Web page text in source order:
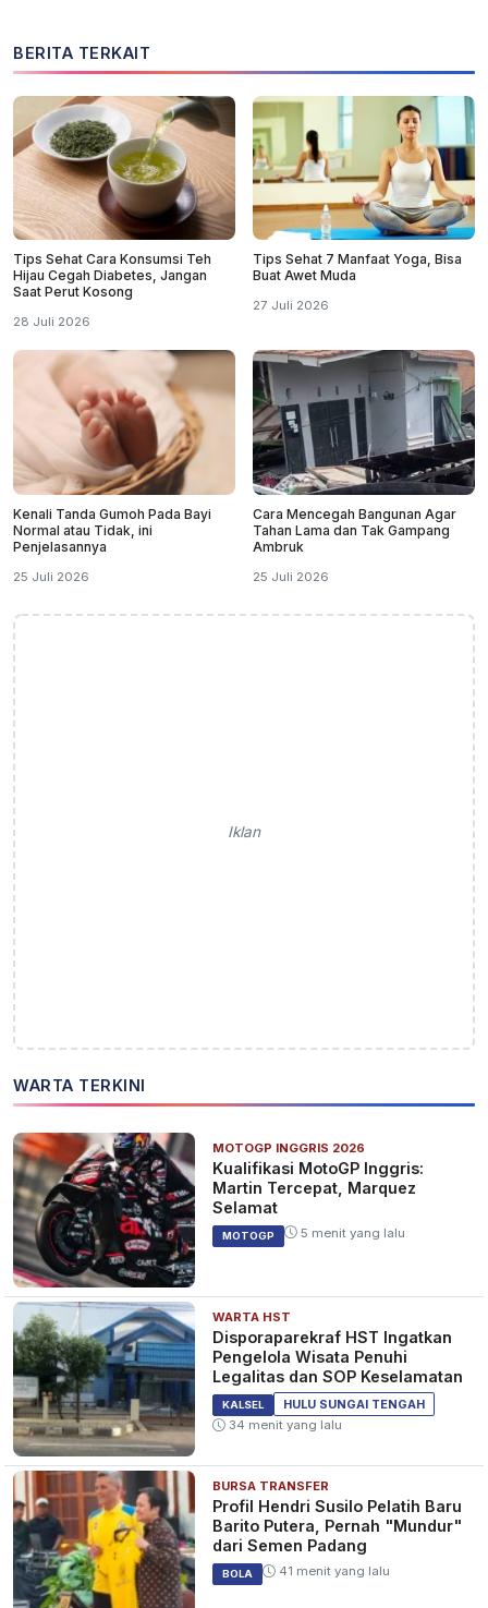
BERITA TERKAIT
Tips Sehat Cara Konsumsi Teh
Hijau Cegah Diabetes, Jangan
Saat Perut Kosong
28 Juli 2026
Tips Sehat 7 Manfaat Yoga, Bisa
Buat Awet Muda
27 Juli 2026
Kenali Tanda Gumoh Pada Bayi
Normal atau Tidak, ini
Penjelasannya
25 Juli 2026
Cara Mencegah Bangunan Agar
Tahan Lama dan Tak Gampang
Ambruk
25 Juli 2026
Iklan
WARTA TERKINI
MOTOGP INGGRIS 2026
Kualifikasi MotoGP Inggris:
Martin Tercepat, Marquez
Selamat
MOTOGP 5 menit yang lalu
WARTA HST
Disporaparekraf HST Ingatkan
Pengelola Wisata Penuhi
Legalitas dan SOP Keselamatan
KALSEL
HULU SUNGAI TENGAH
34 menit yang lalu
BURSA TRANSFER
Profil Hendri Susilo Pelatih Baru
Barito Putera, Pernah "Mundur"
dari Semen Padang
BOLA 41 menit yang lalu